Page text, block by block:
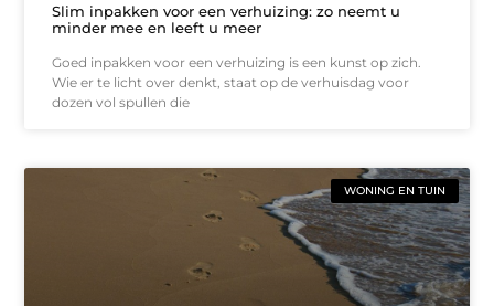
Slim inpakken voor een verhuizing: zo neemt u
minder mee en leeft u meer
Goed inpakken voor een verhuizing is een kunst op zich.
Wie er te licht over denkt, staat op de verhuisdag voor
dozen vol spullen die
WONING EN TUIN